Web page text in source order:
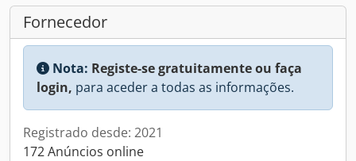
Fornecedor
Nota: Registe-se gratuitamente ou faça
login, para aceder a todas as informações.
Registrado desde: 2021
172 Anúncios online